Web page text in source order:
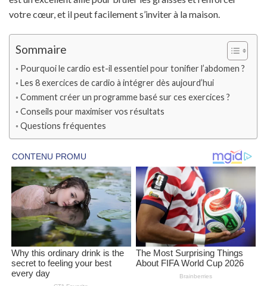
votre cœur, et il peut facilement s’inviter à la maison.
Sommaire
Pourquoi le cardio est-il essentiel pour tonifier l’abdomen ?
Les 8 exercices de cardio à intégrer dès aujourd’hui
Comment créer un programme basé sur ces exercices ?
Conseils pour maximiser vos résultats
Questions fréquentes